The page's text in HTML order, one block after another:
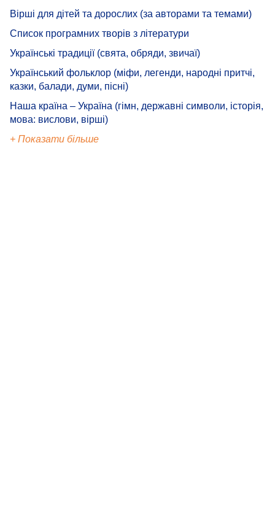
Вірші для дітей та дорослих (за авторами та темами)
Список програмних творів з літератури
Українські традиції (свята, обряди, звичаї)
Український фольклор (міфи, легенди, народні притчі,
казки, балади, думи, пісні)
Наша країна – Україна (гімн, державні символи, історія,
мова: вислови, вірші)
+ Показати більше